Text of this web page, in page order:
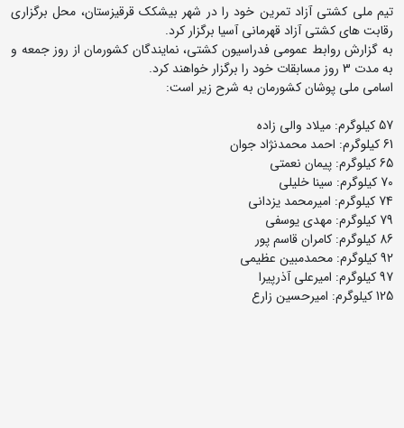
تیم ملی کشتی آزاد تمرین خود را در شهر بیشکک قرقیزستان، محل برگزاری
رقابت های کشتی آزاد قهرمانی آسیا برگزار کرد.
به گزارش روابط عمومی فدراسیون کشتی، نمایندگان کشورمان از روز جمعه و
به مدت 3 روز مسابقات خود را برگزار خواهند کرد.
اسامی ملی پوشان کشورمان به شرح زیر است:
57 کیلوگرم: میلاد والی زاده
61 کیلوگرم: احمد محمدنژاد جوان
65 کیلوگرم: پیمان نعمتی
70 کیلوگرم: سینا خلیلی
74 کیلوگرم: امیرمحمد یزدانی
79 کیلوگرم: مهدی یوسفی
86 کیلوگرم: کامران قاسم پور
92 کیلوگرم: محمدمبین عظیمی
97 کیلوگرم: امیرعلی آذرپیرا
125 کیلوگرم: امیرحسین زارع